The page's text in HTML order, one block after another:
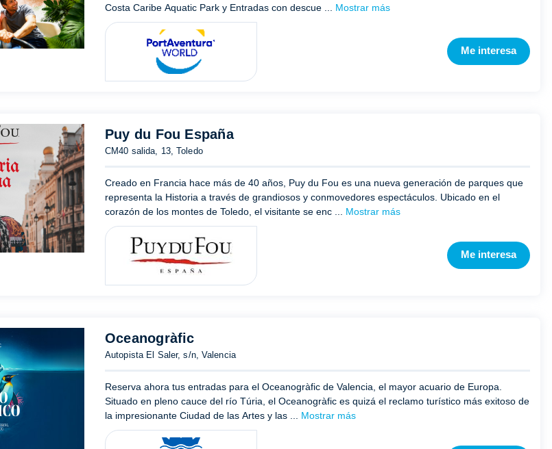
Costa Caribe Aquatic Park y Entradas con descue ... Mostrar más
Me interesa
Puy du Fou España
CM40 salida, 13, Toledo
Creado en Francia hace más de 40 años, Puy du Fou es una nueva generación de parques que
representa la Historia a través de grandiosos y conmovedores espectáculos. Ubicado en el
corazón de los montes de Toledo, el visitante se enc ... Mostrar más
Me interesa
Oceanogràfic
Autopista El Saler, s/n, Valencia
Reserva ahora tus entradas para el Oceanogràfic de Valencia, el mayor acuario de Europa.
Situado en pleno cauce del río Túria, el Oceanogràfic es quizá el reclamo turístico más exitoso de
la impresionante Ciudad de las Artes y las ... Mostrar más